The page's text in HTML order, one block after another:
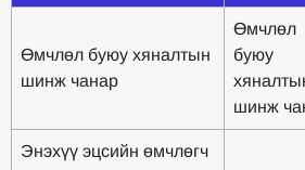
Өмчлөл буюу хяналтын
шинж чанар
Өмчлөл
буюу
шинж
Энэхүү эцсийн өмчлөгч